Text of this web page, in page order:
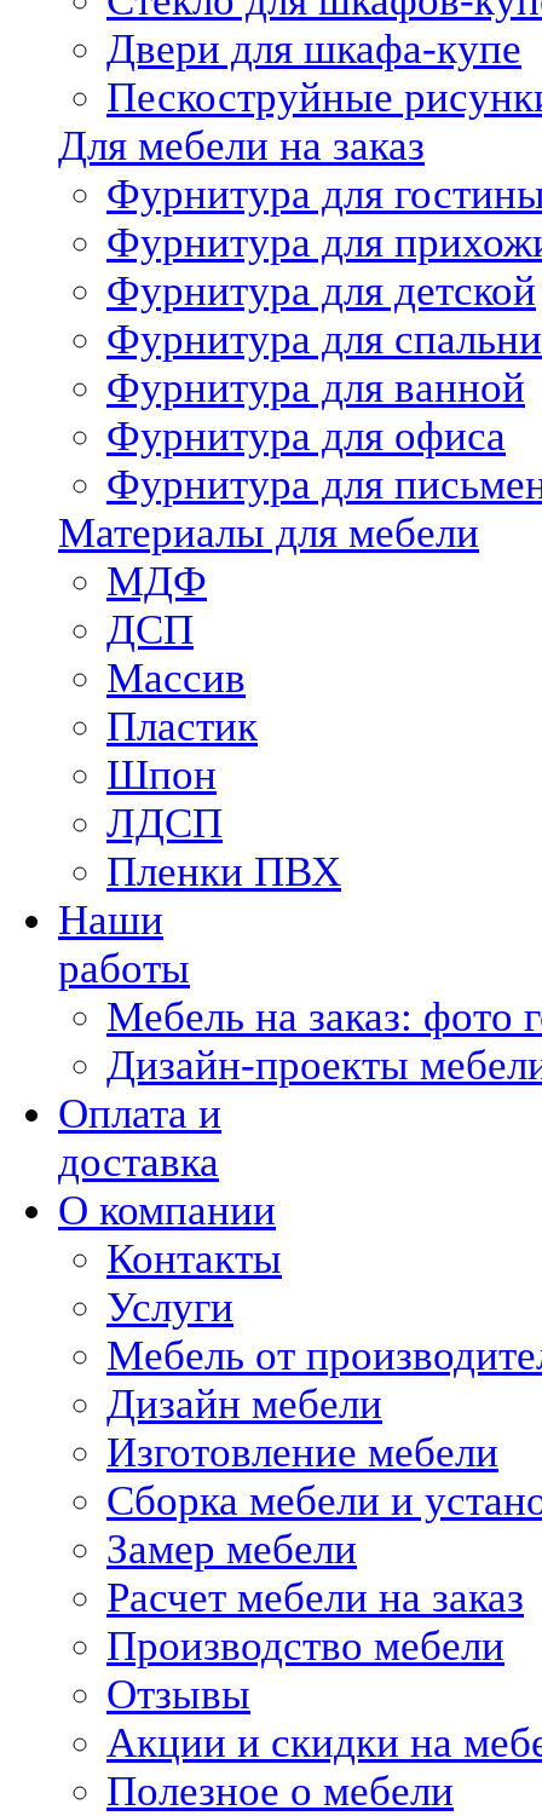
Двери для шкафа-купе
Пескоструйные
Для мебели на заказ
Фурнитура для
Фурнитура для
Фурнитура для детской
Фурнитура для спальни
Фурнитура для ванной
Фурнитура для офиса
Фурнитура для
Материалы для мебели
МДФ
ДСП
Массив
Пластик
Шпон
ЛДСП
Пленки ПВХ
Наши
работы
Мебель на заказ: фото
Дизайн-проекты
Оплата и
доставка
О компании
Контакты
Услуги
Мебель от
Дизайн мебели
Изготовление мебели
Сборка мебели и
Замер мебели
Расчет мебели на заказ
Производство мебели
Отзывы
Акции и скидки на
Полезное о мебели